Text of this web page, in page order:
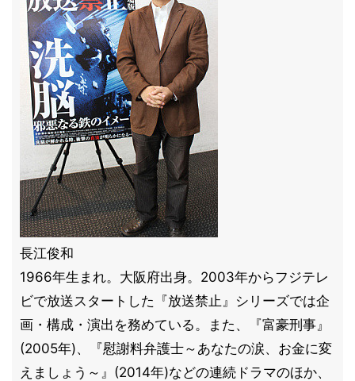
長江俊和
1966年生まれ。大阪府出身。2003年からフジテレ
ビで放送スタートした『放送禁止』シリーズでは企
画・構成・演出を務めている。また、『富豪刑事』
(2005年)、『慰謝料弁護士～あなたの涙、お金に変
えましょう～』(2014年)などの連続ドラマのほか、